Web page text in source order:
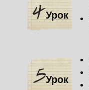
Урок
Урок